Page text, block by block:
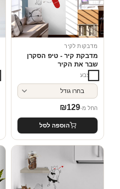
מדבקות לקיר
מדבקת קיר - טיפ הסקרן
שבר את הקיר
צבע
החל מ- ₪129
הוספה לסל